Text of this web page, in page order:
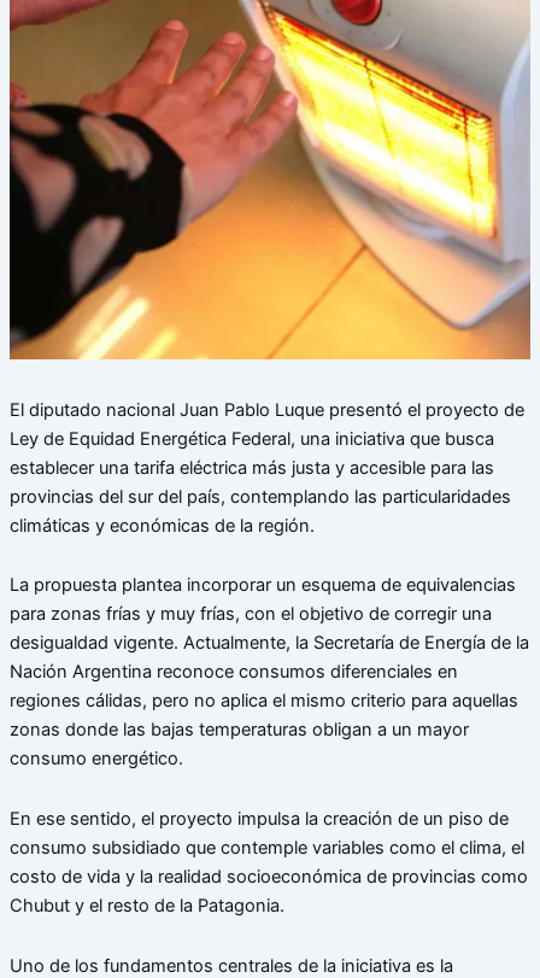
El diputado nacional Juan Pablo Luque presentó el proyecto de
Ley de Equidad Energética Federal, una iniciativa que busca
establecer una tarifa eléctrica más justa y accesible para las
provincias del sur del país, contemplando las particularidades
climáticas y económicas de la región.
La propuesta plantea incorporar un esquema de equivalencias
para zonas frías y muy frías, con el objetivo de corregir una
desigualdad vigente. Actualmente, la Secretaría de Energía de la
Nación Argentina reconoce consumos diferenciales en
regiones cálidas, pero no aplica el mismo criterio para aquellas
zonas donde las bajas temperaturas obligan a un mayor
consumo energético.
En ese sentido, el proyecto impulsa la creación de un piso de
consumo subsidiado que contemple variables como el clima, el
costo de vida y la realidad socioeconómica de provincias como
Chubut y el resto de la Patagonia.
Uno de los fundamentos centrales de la iniciativa es la